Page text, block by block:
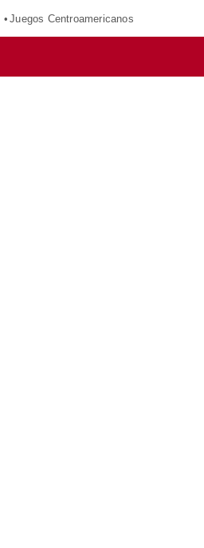
Juegos Centroamericanos